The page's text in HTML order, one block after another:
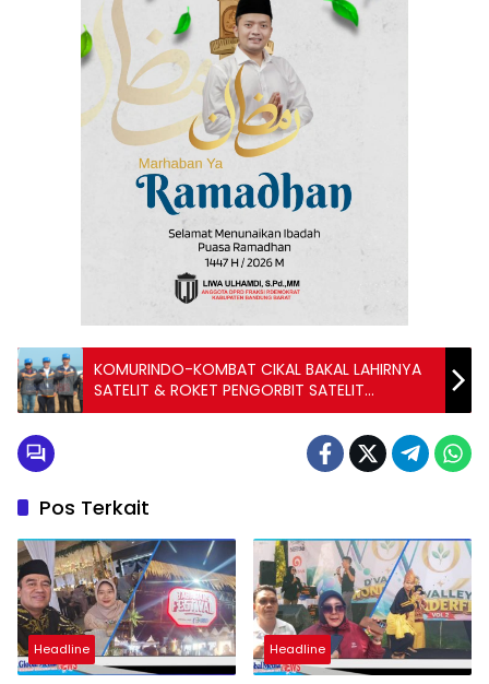
KOMURINDO-KOMBAT CIKAL BAKAL LAHIRNYA
SATELIT & ROKET PENGORBIT SATELIT
INDONESIA
Pos Terkait
Headline Headline